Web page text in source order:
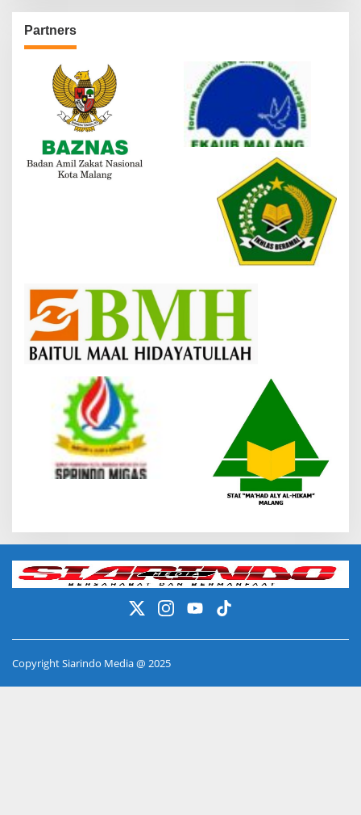
Partners
Copyright Siarindo Media @ 2025